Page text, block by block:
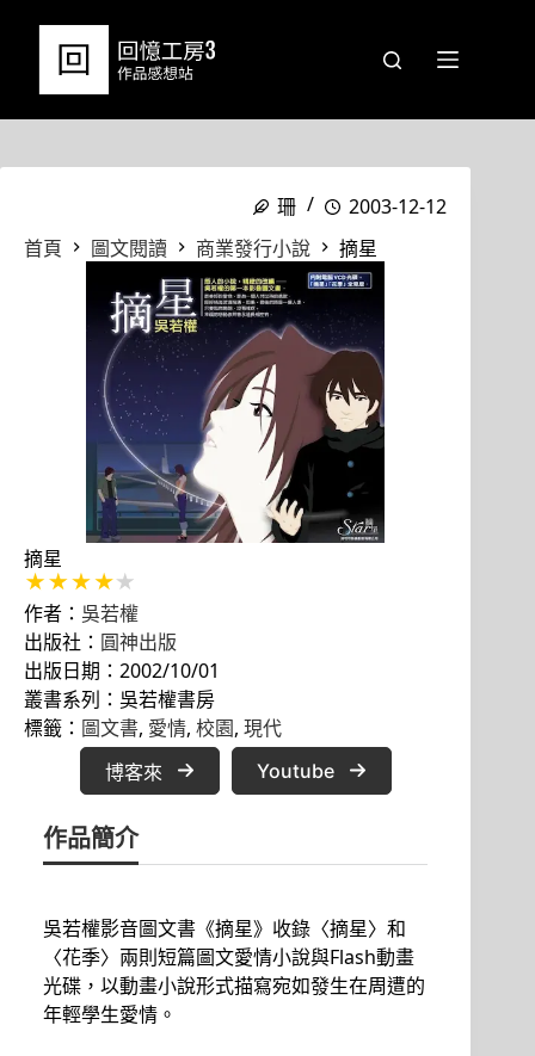
珊
2003-12-12
首頁
圖文閱讀 商業發行小說 摘星
摘星
作者： 吳若權
出版社： 圓神出版
出版日期：2002/10/01
叢書系列：吳若權書房
標籤： 圖文書, 愛情, 校園, 現代
博客來 Youtube
作品簡介
吳若權影音圖文書《摘星》收錄〈摘星〉和
〈花季〉兩則短篇圖文愛情小說與Flash動畫
光碟，以動畫小說形式描寫宛如發生在周遭的
年輕學生愛情。